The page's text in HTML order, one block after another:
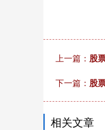
上一篇： 股
下一篇： 股
相关文章